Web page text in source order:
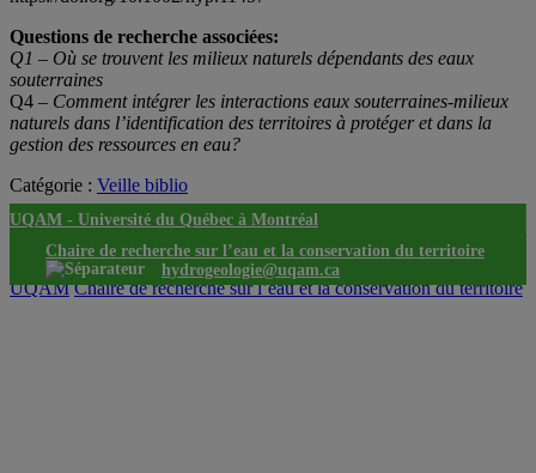
Questions de recherche associées:
Q1 – Où se trouvent les milieux naturels dépendants des eaux
souterraines
Q4 – Comment intégrer les interactions eaux souterraines-milieux
naturels dans l’identification des territoires à protéger et dans la
gestion des ressources en eau?
Catégorie : Veille biblio
UQAM - Université du Québec à Montréal
Chaire de recherche sur l’eau et la conservation du territoire
hydrogeologie@uqam.ca
UQAM Chaire de recherche sur l’eau et la conservation du territoire